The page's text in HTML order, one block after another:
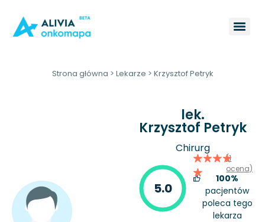
Strona główna > Lekarze > Krzysztof Petryk
lek.
Krzysztof Petryk
Chirurg
5.0
(1
ocena)
100%
pacjentów
poleca tego
lekarza